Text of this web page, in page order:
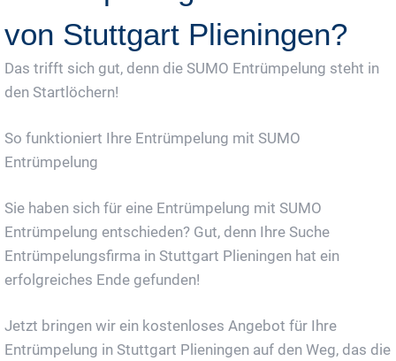
von Stuttgart Plieningen?
Das trifft sich gut, denn die SUMO Entrümpelung steht in
den Startlöchern!
So funktioniert Ihre Entrümpelung mit SUMO
Entrümpelung
Sie haben sich für eine Entrümpelung mit SUMO
Entrümpelung entschieden? Gut, denn Ihre Suche
Entrümpelungsfirma in Stuttgart Plieningen hat ein
erfolgreiches Ende gefunden!
Jetzt bringen wir ein kostenloses Angebot für Ihre
Entrümpelung in Stuttgart Plieningen auf den Weg, das die